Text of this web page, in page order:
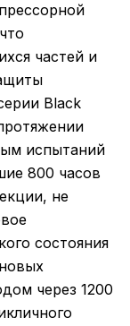
частей и
Black
испытаний
800 часов
не
состояния
через 1200